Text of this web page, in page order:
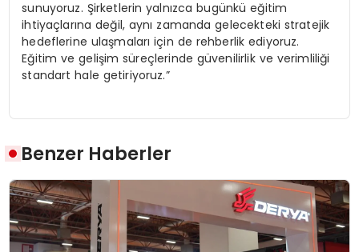
sunuyoruz. Şirketlerin yalnızca bugünkü eğitim
ihtiyaçlarına değil, aynı zamanda gelecekteki stratejik
hedeflerine ulaşmaları için de rehberlik ediyoruz.
Eğitim ve gelişim süreçlerinde güvenilirlik ve verimliliği
standart hale getiriyoruz.”
Benzer Haberler